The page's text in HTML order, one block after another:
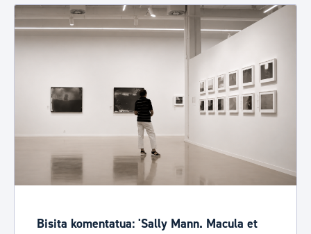
Bisita komentatua: 'Sally Mann. Macula et